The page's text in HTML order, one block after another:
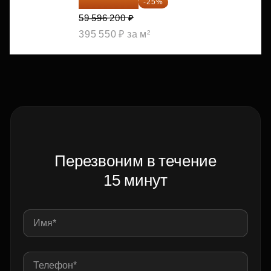
59 596 200 ₽
395 550 ₽ за м²
Перезвоним в течение
15 минут